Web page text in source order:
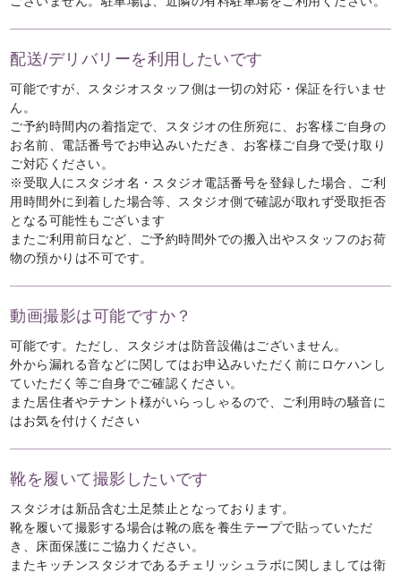
配送/デリバリーを利用したいです
可能ですが、スタジオスタッフ側は一切の対応・保証を行いませ
ん。
ご予約時間内の着指定で、スタジオの住所宛に、お客様ご自身の
お名前、電話番号でお申込みいただき、お客様ご自身で受け取り
ご対応ください。
※受取人にスタジオ名・スタジオ電話番号を登録した場合、ご利
用時間外に到着した場合等、スタジオ側で確認が取れず受取拒否
となる可能性もございます
またご利用前日など、ご予約時間外での搬入出やスタッフのお荷
物の預かりは不可です。
動画撮影は可能ですか？
可能です。ただし、スタジオは防音設備はございません。
外から漏れる音などに関してはお申込みいただく前にロケハンし
ていただく等ご自身でご確認ください。
また居住者やテナント様がいらっしゃるので、ご利用時の騒音に
はお気を付けください
靴を履いて撮影したいです
スタジオは新品含む土足禁止となっております。
靴を履いて撮影する場合は靴の底を養生テープで貼っていただ
き、床面保護にご協力ください。
またキッチンスタジオであるチェリッシュラボに関しましては衛